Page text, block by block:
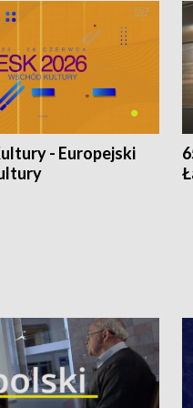
- Europejski